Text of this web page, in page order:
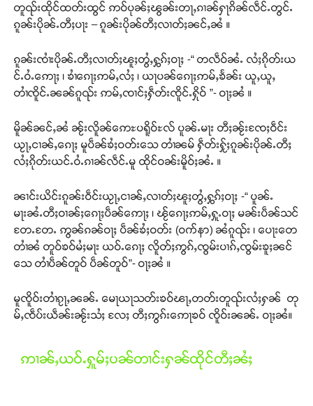
တူၺ်းထိုင်ထတ်းထွင် ဢဝ်ပုၼ်ႈၽွၼ်းတႃႇၵၢၼ်ႁႃၵိၼ်လဵင်ႉတွင်ႉ
ၵူၼ်းပိုၼ်ႉတီႈပႃး – ၵူၼ်းပိုၼ်တီႈလၢတ်ႈၼင်ႇၼႆ ။
ၵူၼ်းၸၢႆးပိုၼ်ႉတီႈလၢတ်ႈၽူႈတွႆႇႁွၵ်ႈဝႃႈ -“ တလဵဝ်ၼႆႉ လႆႈၵိုတ်းယ
င်ႉဝႆႉဢေႃႈ ၊ ၶၢႆၵေႃႈဢမ်ႇလႆႈ ၊ ယႃပၼ်ၵေႃႈဢမ်ႇၶႅၼ်း ယူႇယူႇ
တၢႆၸိူင်ႉၼၼ်ၵူၺ်း ဢမ်ႇၸၢင်ႈႁဵတ်းၸိူင်ႉႁိုဝ် ”- ဝႃႈၼႆ ။
မိူၼ်ၼင်ႇၼႆ ၼႂ်းလိူၼ်ဢေႊပရိူဝ်ႊလ် ပူၼ်ႉမႃး တီႈၼႂ်းၸႄႈဝဵင်း
ယႂႃႇငၢၼ်ႇၵေႃႈ မူပဵၼ်ၶႆႈဝတ်းသေ တၢႆၼမ် ႁဵတ်းႁႂ်ႈၵူၼ်းပိုၼ်ႉတီႈ
လႆႈၵိုတ်းယင်ႉဝႆႉၵၢၼ်လဵင်ႉမူ ထိုင်ဝၼ်းမိူဝ်ႈၼႆႉ ။
ၼၢင်းယိင်းၵူၼ်းဝဵင်းယႂႃႇငၢၼ်ႇလၢတ်ႈၽူႈတွႆႇႁွၵ်ႈဝႃႈ -“ ပူၼ်ႉ
မႃးၼႆႉတီႈဝၢၼ်ႈၵေႃႈပဵၼ်ဢေႃႈ ၊ ၽႂ်ၵေႃႈဢမ်ႇႁူႉဝႃႈ မၼ်းပဵၼ်သင်
တႄႉတႄႉ ဢွၼ်ၵၼ်ဝႃႈ ပဵၼ်ၶႆႈဝတ်း (ဝက်နာ) ၼႆၵူၺ်း ၊ ပေႃးတေ
တၢႆၼႆ တူဝ်ၶဝ်မႆႈမႃး ယဝ်ႉၵေႃႈ လိူတ်ႈဢွၵ်ႇၸွမ်းပၢၵ်ႇၸွမ်းၶူႈၼင်
သေ တၢႆပဵၼ်တူဝ် ပဵၼ်တူဝ်”- ဝႃႈၼႆ ။
မူၸိူဝ်းတၢႆၵႂႃႇၼၼ်ႉ မေႃယႃသတ်းၶဝ်ၽႃႇတတ်းတူၺ်းလႆႈႁၼ် တု
မ်ႇၸဵပ်းယဵၼ်းၼႂ်းသႆႈ လႄႈ တီႈဢွၵ်းဢေႃၶဝ် ၸိူဝ်းၼၼ်ႉ ဝႃႈၼႆ။
ဢၢၼ်ႇယဝ်ႉႁူမ်ႈပၼ်တၢင်းႁၼ်ထိုင်တီႈၼႆႈ